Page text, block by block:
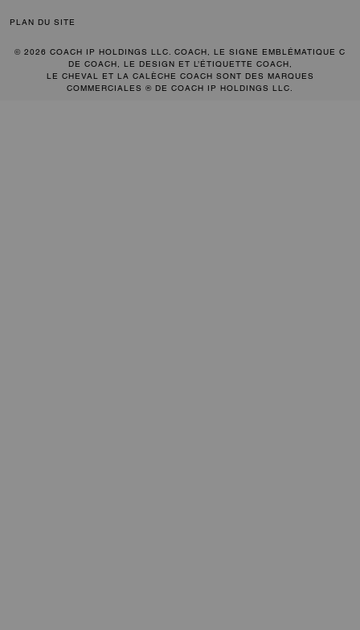
PLAN DU SITE
© 2026 COACH IP HOLDINGS LLC. COACH, LE SIGNE EMBLÉMATIQUE C
DE COACH, LE DESIGN ET L’ÉTIQUETTE COACH,
LE CHEVAL ET LA CALÈCHE COACH SONT DES MARQUES
COMMERCIALES ® DE COACH IP HOLDINGS LLC.